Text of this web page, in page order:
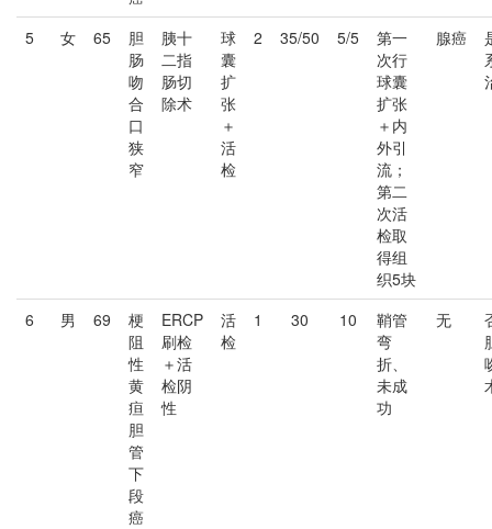
5 女 65
胆
肠
吻
合
口
狭
窄
胰十
二指
肠切
除术
球
囊
扩
张
＋
活
检
2 35/50 5/5
第一
次行
球囊
扩张
＋内
外引
流；
第二
次活
检取
得组
织5块
腺癌
6 男 69
梗
阻
性
黄
疸
胆
管
下
段
癌
ERCP
刷检
＋活
检阴
性
活
检
1 30 10
鞘管
弯
折、
未成
功
无